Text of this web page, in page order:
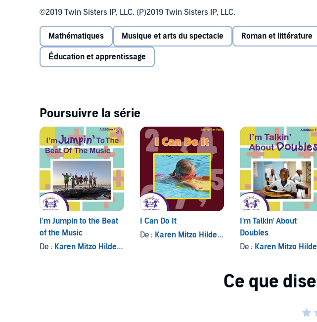
©2019 Twin Sisters IP, LLC. (P)2019 Twin Sisters IP, LLC.
Mathématiques Musique et arts du spectacle Roman et littérature
Éducation et apprentissage
Poursuivre la série
I'm Jumpin to the Beat
of the Music
De : Karen Mitzo Hilderbrand
I Can Do It
De : Karen Mitzo Hilderbrand , et autres
I'm Talkin' About
Doubles
De : Karen Mitzo Hilderbrand